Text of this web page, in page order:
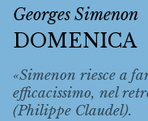
Georges Simenon
DOMENICA
«Simenon riesce a
efficacissimo, nel
(Philippe Claudel).